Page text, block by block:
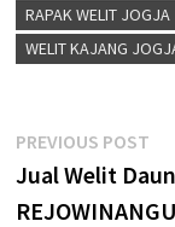
RAPAK WELIT JOGJA
WELIT KAJANG
Post
navigation
PREVIOUS POST
Jual Welit